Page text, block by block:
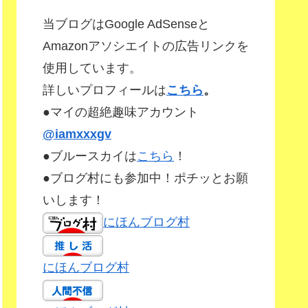
当ブログはGoogle AdSenseと
Amazonアソシエイトの広告リンクを
使用しています。
詳しいプロフィールはこちら。
●マイの超絶趣味アカウント
@iamxxxgv
●ブルースカイはこちら ！
●ブログ村にも参加中！ポチッとお願
いします！
にほんブログ村
にほんブログ村